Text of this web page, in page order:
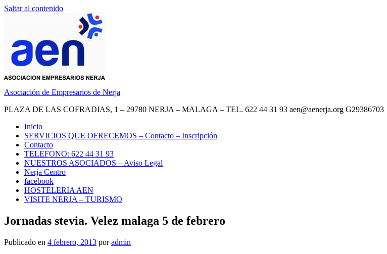
Saltar al contenido
Asociación de Empresarios de Nerja
PLAZA DE LAS COFRADIAS, 1 – 29780 NERJA – MALAGA – TEL. 622 44 31 93 aen@aenerja.org G29386703
Inicio
SERVICIOS QUE OFRECEMOS – Contacto – Inscripción
Contacto
TELEFONO: 622 44 31 93
NUESTROS ASOCIADOS – Aviso Legal
Nerja Centro
facebook
HOSTELERIA AEN
VISITE NERJA – TURISMO
Publicado en 4 febrero, 2013 poradmin